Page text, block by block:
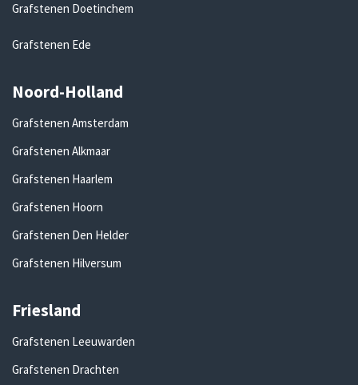
Grafstenen Doetinchem
Grafstenen Ede
Noord-Holland
Grafstenen Amsterdam
Grafstenen Alkmaar
Grafstenen Haarlem
Grafstenen Hoorn
Grafstenen Den Helder
Grafstenen Hilversum
Friesland
Grafstenen Leeuwarden
Grafstenen Drachten